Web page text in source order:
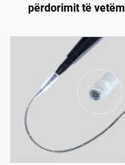
përdorimit të vetëm